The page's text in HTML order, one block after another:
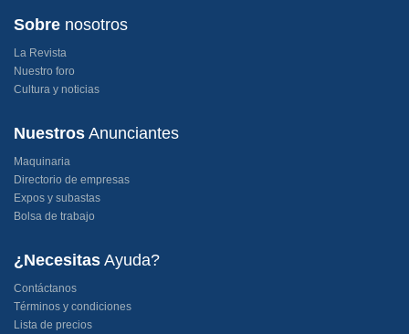
Sobre nosotros
La Revista
Nuestro foro
Cultura y noticias
Nuestros Anunciantes
Maquinaria
Directorio de empresas
Expos y subastas
Bolsa de trabajo
¿Necesitas Ayuda?
Contáctanos
Términos y condiciones
Lista de precios